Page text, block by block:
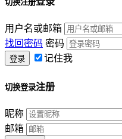
切换注册
用户名或邮箱
找回密码 密码
记住我
切换登录注册
昵称
邮箱